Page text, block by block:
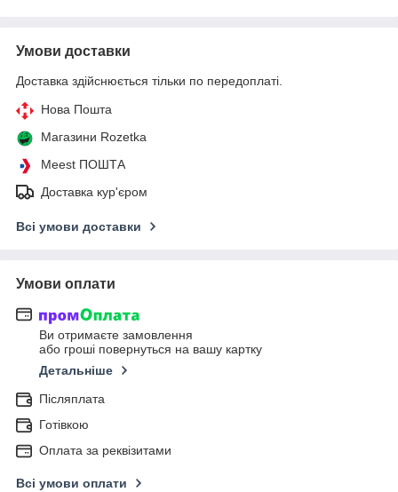
Умови доставки
Доставка здійснюється тільки по передоплаті.
Нова Пошта
Магазини Rozetka
Meest ПОШТА
Доставка кур'єром
Всі умови доставки
Умови оплати
Ви отримаєте замовлення
або гроші повернуться на вашу картку
Детальніше
Післяплата
Готівкою
Оплата за реквізитами
Всі умови оплати